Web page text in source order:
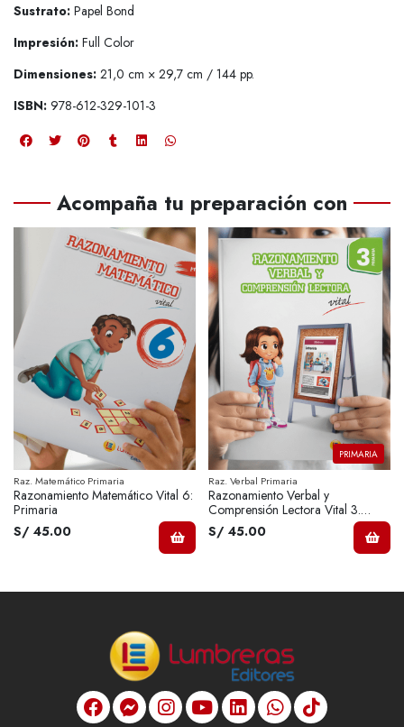
Sustrato: Papel Bond
Impresión: Full Color
Dimensiones: 21,0 cm × 29,7 cm / 144 pp.
ISBN: 978-612-329-101-3
Acompaña tu preparación con
Raz. Matemático Primaria
Razonamiento Matemático Vital 6:
Primaria
S/ 45.00
PRIMARIA
Raz. Verbal Primaria
Razonamiento Verbal y
Comprensión Lectora Vital 3.
Primaria
S/ 45.00